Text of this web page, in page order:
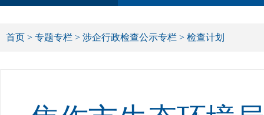
首页 > 专题专栏 > 涉企行政检查公示专栏 > 检查计划